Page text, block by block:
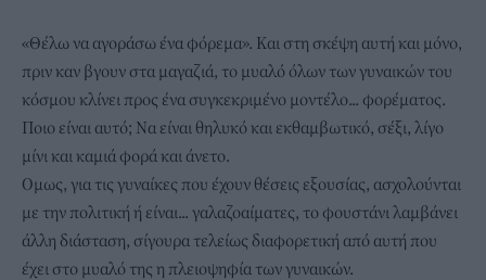
«Θέλω να αγοράσω ένα φόρεμα». Και στη σκέψη αυτή και μόνο,
πριν καν βγουν στα μαγαζιά, το μυαλό όλων των γυναικών του
κόσμου κλίνει προς ένα συγκεκριμένο μοντέλο... φορέματος.
Ποιο είναι αυτό; Να είναι θηλυκό και εκθαμβωτικό, σέξι, λίγο
μίνι και καμιά φορά και άνετο.
Ομως, για τις γυναίκες που έχουν θέσεις εξουσίας, ασχολούνται
με την πολιτική ή είναι... γαλαζοαίματες, το φουστάνι λαμβάνει
άλλη διάσταση, σίγουρα τελείως διαφορετική από αυτή που
έχει στο μυαλό της η πλειοψηφία των γυναικών.